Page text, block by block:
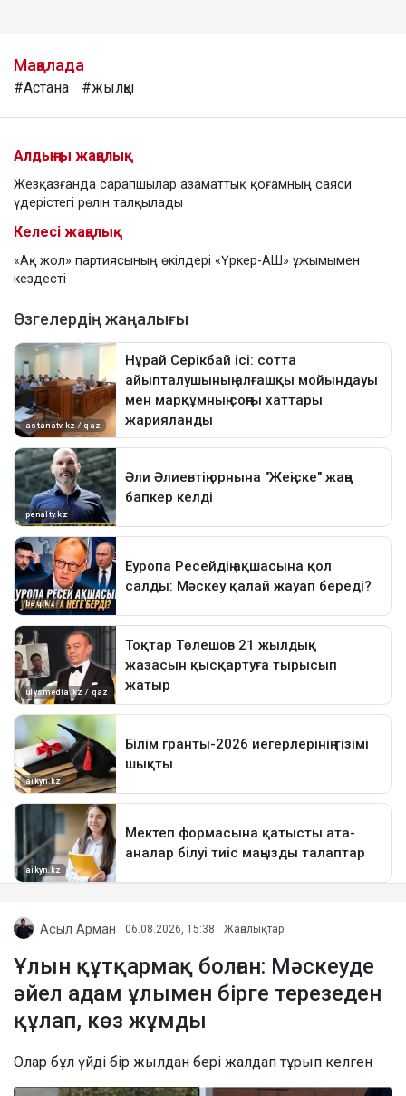
Мақалада
#Астана #жылқы
Алдыңғы жаңалық
Жезқазғанда сарапшылар азаматтық қоғамның саяси
үдерістегі рөлін талқылады
Келесі жаңалық
«Ақ жол» партиясының өкілдері «Үркер-АШ» ұжымымен
кездесті
Асыл Арман 06.08.2026, 15:38 Жаңалықтар
Ұлын құтқармақ болған: Мәскеуде
әйел адам ұлымен бірге терезеден
құлап, көз жұмды
Олар бұл үйді бір жылдан бері жалдап тұрып келген